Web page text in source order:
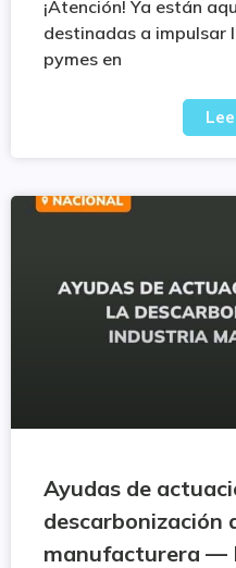
¡Atención! Ya están
destinadas a impulsar
pymes en
Ayudas de
descarbonización
manufacturera —